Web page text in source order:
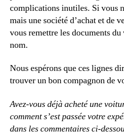
complications inutiles. Si vous
mais une société d’achat et de
vous remettre les documents
nom.
Nous espérons que ces lignes
trouver un bon compagnon de
Avez-vous déjà acheté une
comment s’est passée votre
dans les commentaires ci-